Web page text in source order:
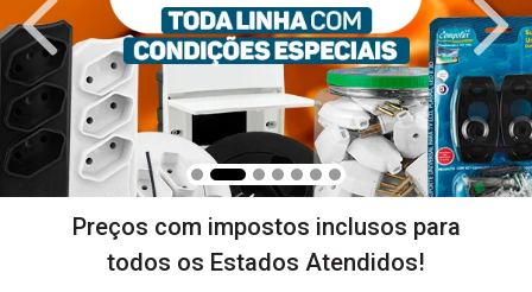
Preços com impostos inclusos para
todos os Estados Atendidos!